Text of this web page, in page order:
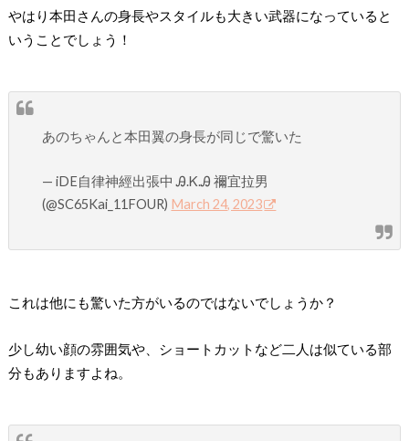
やはり本田さんの身長やスタイルも大きい武器になっていると
いうことでしょう！
あのちゃんと本田翼の身長が同じで驚いた
— iDE自律神經出張中 Ꭿ.Ꮶ.Ꭿ 禰宜拉男
(@SC65Kai_11FOUR) March 24, 2023
これは他にも驚いた方がいるのではないでしょうか？
少し幼い顔の雰囲気や、ショートカットなど二人は似ている部
分もありますよね。